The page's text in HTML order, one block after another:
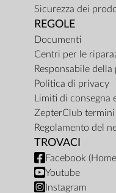
Sicurezza dei
REGOLE
Documenti
Centri per le
Responsabile
Politica di privacy
Limiti di consegna
ZepterClub
Regolamento del
TROVACI
Facebook
Youtube
Instagram